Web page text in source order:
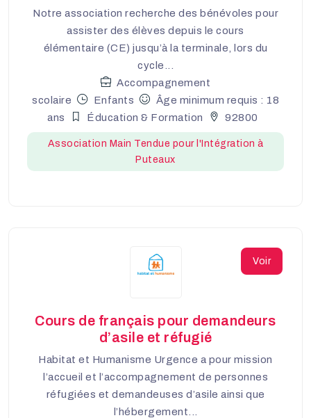
Notre association recherche des bénévoles pour
assister des élèves depuis le cours
élémentaire (CE) jusqu’à la terminale, lors du
cycle...
Accompagnement
scolaire
Enfants
Âge minimum requis : 18
ans
Éducation & Formation 92800
Association Main Tendue pour l'Intégration à
Puteaux
Voir
Cours de français pour demandeurs
d’asile et réfugié
Habitat et Humanisme Urgence a pour mission
l’accueil et l’accompagnement de personnes
réfugiées et demandeuses d’asile ainsi que
l’hébergement...